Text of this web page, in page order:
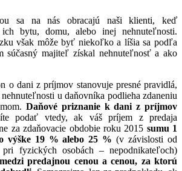
sa na nás obracajú naši klienti, keď
ich bytu, domu, alebo inej nehnuteľnosti.
však môže byť niekoľko a líšia sa podľa
súčasný majiteľ získal nehnuteľnosť a ako
o dani z príjmov stanovuje presné pravidlá,
u daňovníka podlieha zdaneniu
Daňové priznanie k dani z príjmov
podať vtedy, ak váš príjem z predaja
za zdaňovacie obdobie roku 2015 sumu 1
výške 19 % alebo 25 % (v závislosti od
fyzických osobách – nepodnikateľoch)
predajnou cenou a cenou, za ktorú